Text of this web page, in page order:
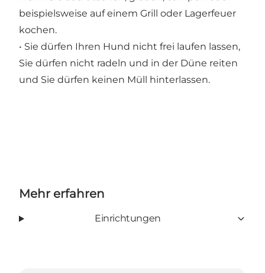
beispielsweise auf einem Grill oder Lagerfeuer
kochen.
• Sie dürfen Ihren Hund nicht frei laufen lassen,
Sie dürfen nicht radeln und in der Düne reiten
und Sie dürfen keinen Müll hinterlassen.
Mehr erfahren
Einrichtungen